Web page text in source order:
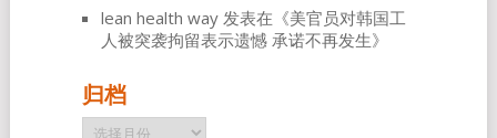
lean health way发表在《美官员对韩国工
人被突袭拘留表示遗憾 承诺不再发生》
归档
归